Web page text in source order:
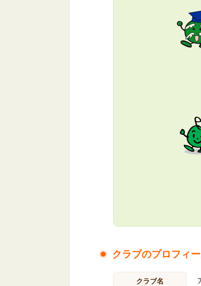
クラブのプロフィ
クラブ名